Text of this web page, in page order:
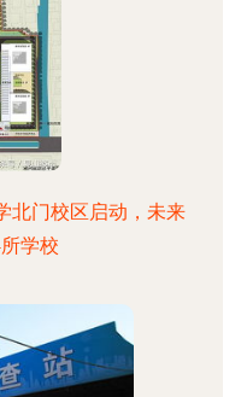
北门校区启动，未来
学校